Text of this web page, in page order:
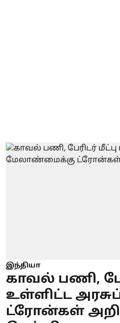
இந்தியா
காவல் பணி,
உள்ளிட்ட
ட்ரோன்கள்